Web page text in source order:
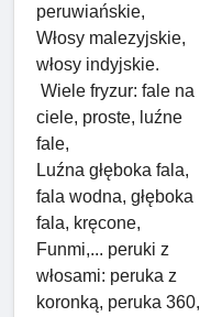
peruwiańskie,
Włosy malezyjskie,
włosy indyjskie.
Wiele fryzur: fale na
ciele, proste, luźne
fale,
Luźna głęboka fala,
fala wodna, głęboka
fala, kręcone,
Funmi,... peruki z
włosami: peruka z
koronką, peruka 360,